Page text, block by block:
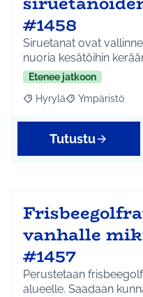
#1458
Siruetanat ovat
nuoria kesätöihin
Etenee jatkoon
Rajaa tulokset aihepiirin
Hyrylä Rajaa tulokset
Ympäristö
Tutustu
vanhalle
#1457
Perustetaan
alueelle.